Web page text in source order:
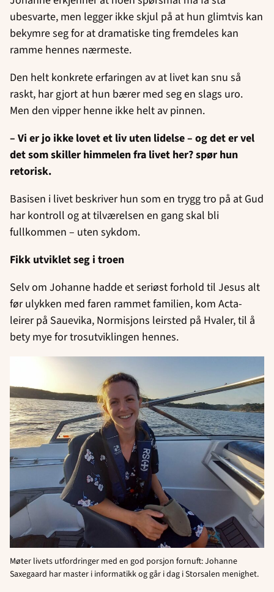
ubesvarte, men legger ikke skjul på at hun glimtvis kan
bekymre seg for at dramatiske ting fremdeles kan
ramme hennes nærmeste.
Den helt konkrete erfaringen av at livet kan snu så
raskt, har gjort at hun bærer med seg en slags uro.
Men den vipper henne ikke helt av pinnen.
– Vi er jo ikke lovet et liv uten lidelse – og det er vel
det som skiller himmelen fra livet her? spør hun
retorisk.
Basisen i livet beskriver hun som en trygg tro på at Gud
har kontroll og at tilværelsen en gang skal bli
fullkommen – uten sykdom.
Fikk utviklet seg i troen
Selv om Johanne hadde et seriøst forhold til Jesus alt
før ulykken med faren rammet familien, kom Acta-
leirer på Sauevika, Normisjons leirsted på Hvaler, til å
bety mye for trosutviklingen hennes.
Møter livets utfordringer med en god porsjon fornuft: Johanne
Saxegaard har master i informatikk og går i dag i Storsalen menighet.